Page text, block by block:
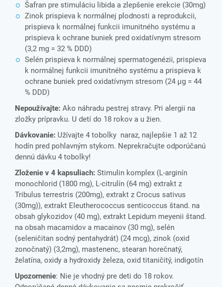
Šafran pre stimuláciu libida a zlepšenie erekcie (30mg)
Zinok prispieva k normálnej plodnosti a reprodukcii,
prispieva k normálnej funkcii imunitného systému a
prispieva k ochrane buniek pred oxidatívnym stresom
(3,2 mg = 32 % DDD)
Selén prispieva k normálnej spermatogenézii, prispieva
k normálnej funkcii imunitného systému a prispieva k
ochrane buniek pred oxidatívnym stresom (24 μg = 44
% DDD)
Nepoužívajte: Ako náhradu pestrej stravy. Pri alergii na
zložky prípravku. U detí do 18 rokov a u žien.
Dávkovanie: Užívajte 4 tobolky naraz, najlepšie 1 až 12
hodín pred pohlavným stykom. Neprekračujte odporúčanú
dennú dávku 4 tobolky!
Zloženie v 4 kapsuliach: Stimulin komplex (L-arginín
monochlorid (1800 mg), L-citrulín (64 mg) extrakt z
Tribulus terrestris (200mg), extrakt z Crocus sativus
(30mg)), extrakt Eleutherococcus senticoccus štand. na
obsah glykozidov (40 mg), extrakt Lepidum meyenii štand.
na obsah macamidov a macainov (30 mg), selén
(seleničitan sodný pentahydrát) (24 mcg), zinok (oxid
zonočnatý) (3,2mg), mastenenc, stearan horečnatý,
želatína, oxidy a hydroxidy železa, oxid titaničitý, indigotín
Upozornenie: Nie je vhodný pre deti do 18 rokov.